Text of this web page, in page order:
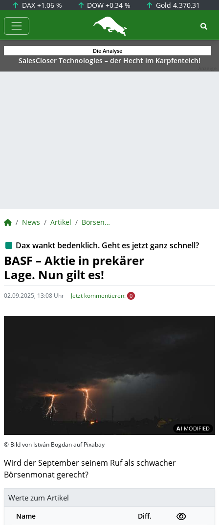
DAX +1,06 % DOW+0,34 % Gold 4.370,31
BörsenNEWS.de
Die Analyse
SalesCloser Technologies – der Hecht im Karpfenteich!
BörsenNEWS.de
News Artikel BörsenNEWS.de
Dax wankt bedenklich. Geht es jetzt ganz schnell?
BASF – Aktie in prekärer
Lage. Nun gilt es!
02.09.2025, 13:08 Uhr Jetzt kommentieren: 0
AI MODIFIED
© Bild von István Bogdan auf Pixabay
Wird der September seinem Ruf als schwacher
Börsenmonat gerecht?
Werte zum Artikel
Name
Diff.